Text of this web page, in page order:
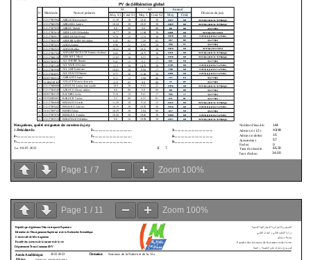
Page 1 / 7 Zoom 100%
Page 1 / 11 Zoom 100%